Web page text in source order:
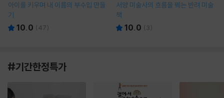
아이를 키우며 내 이름의 부수입 만들
기
10.0 (47)
서양 미술사의 흐름을 꿰는 반려 미술
책
10.0 ( 3)
#기간한정특가